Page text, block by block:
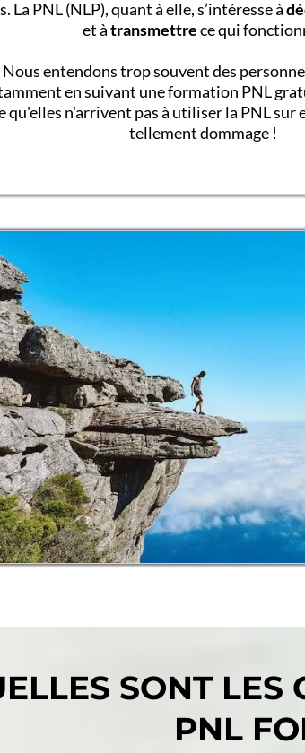
La PNL (NLP), quant à elle, s’intéresse à
et àtransmettrece qui
Nous entendons trop souvent des
en suivant une formation PNL
qu'elles n'arrivent pas à utiliser la PNL sur
tellement dommage !
SONT
PNL